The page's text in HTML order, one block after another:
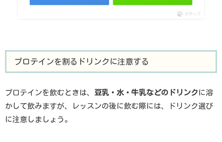
ポチップ
プロテインを割るドリンクに注意する
プロテインを飲むときは、 豆乳・水・牛乳などのドリンク に溶
かして飲みますが、レッスンの後に飲む際には、ドリンク選び
に注意しましょう。